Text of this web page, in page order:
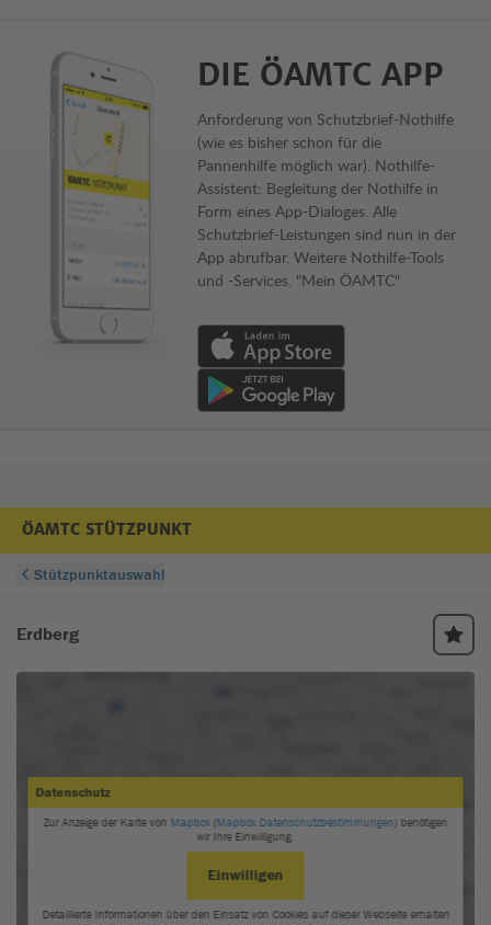
DIE ÖAMTC APP
Anforderung von Schutzbrief-Nothilfe
(wie es bisher schon für die
Pannenhilfe möglich war). Nothilfe-
Assistent: Begleitung der Nothilfe in
Form eines App-Dialoges. Alle
Schutzbrief-Leistungen sind nun in der
App abrufbar. Weitere Nothilfe-Tools
und -Services. "Mein ÖAMTC"
Download von App im Apple App Store
Download von App im Google Play Store
ÖAMTC STÜTZPUNKT